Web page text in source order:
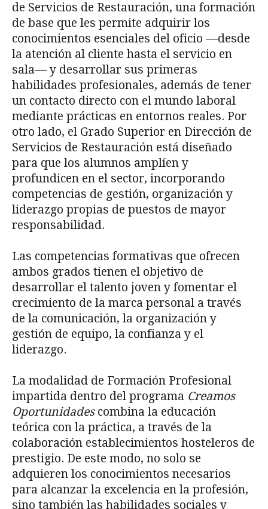
de Servicios de Restauración, una formación
de base que les permite adquirir los
conocimientos esenciales del oficio —desde
la atención al cliente hasta el servicio en
sala— y desarrollar sus primeras
habilidades profesionales, además de tener
un contacto directo con el mundo laboral
mediante prácticas en entornos reales. Por
otro lado, el Grado Superior en Dirección de
Servicios de Restauración está diseñado
para que los alumnos amplíen y
profundicen en el sector, incorporando
competencias de gestión, organización y
liderazgo propias de puestos de mayor
responsabilidad.
Las competencias formativas que ofrecen
ambos grados tienen el objetivo de
desarrollar el talento joven y fomentar el
crecimiento de la marca personal a través
de la comunicación, la organización y
gestión de equipo, la confianza y el
liderazgo.
La modalidad de Formación Profesional
impartida dentro del programa Creamos
Oportunidadescombina la educación
teórica con la práctica, a través de la
colaboración establecimientos hosteleros de
prestigio. De este modo, no solo se
adquieren los conocimientos necesarios
para alcanzar la excelencia en la profesión,
sino también las habilidades sociales y